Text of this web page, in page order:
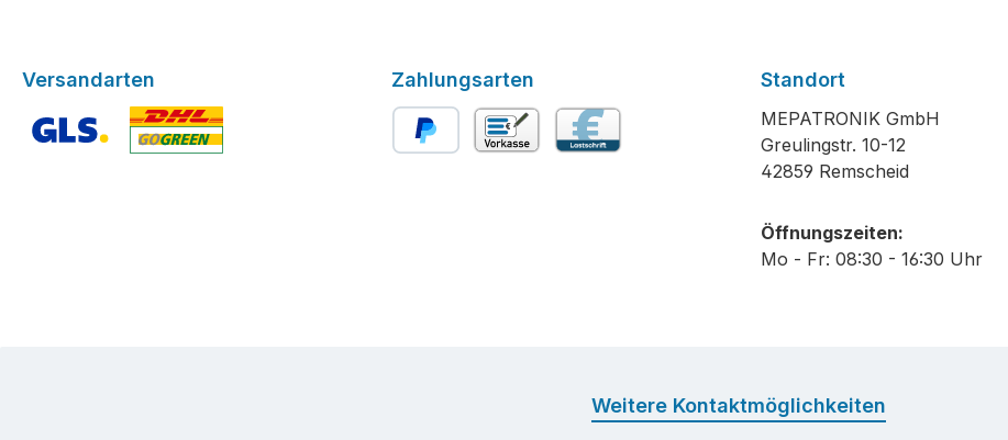
Versandarten Zahlungsarten Standort
MEPATRONIK GmbH
Greulingstr. 10-12
42859 Remscheid
Öffnungszeiten:
Mo - Fr: 08:30 - 16:30 Uhr
Weitere Kontaktmöglichkeiten